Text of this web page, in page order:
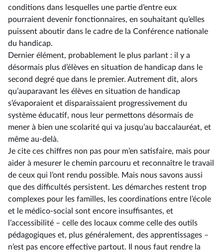
conditions dans lesquelles une partie d’entre eux
pourraient devenir fonctionnaires, en souhaitant qu’elles
puissent aboutir dans le cadre de la Conférence nationale
du handicap.
Dernier élément, probablement le plus parlant : il y a
désormais plus d’élèves en situation de handicap dans le
second degré que dans le premier. Autrement dit, alors
qu’auparavant les élèves en situation de handicap
s’évaporaient et disparaissaient progressivement du
système éducatif, nous leur permettons désormais de
mener à bien une scolarité qui va jusqu’au baccalauréat, et
même au-delà.
Je cite ces chiffres non pas pour m’en satisfaire, mais pour
aider à mesurer le chemin parcouru et reconnaître le travail
de ceux qui l’ont rendu possible. Mais nous savons aussi
que des difficultés persistent. Les démarches restent trop
complexes pour les familles, les coordinations entre l’école
et le médico-social sont encore insuffisantes, et
l’accessibilité –⁠ celle des locaux comme celle des outils
pédagogiques et, plus généralement, des apprentissages –
n’est pas encore effective partout. Il nous faut rendre la